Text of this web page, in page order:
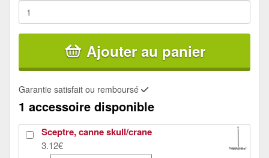
Ajouter au panier
Garantie satisfait ou remboursé
1 accessoire disponible
Sceptre, canne skull/crane
3.12€